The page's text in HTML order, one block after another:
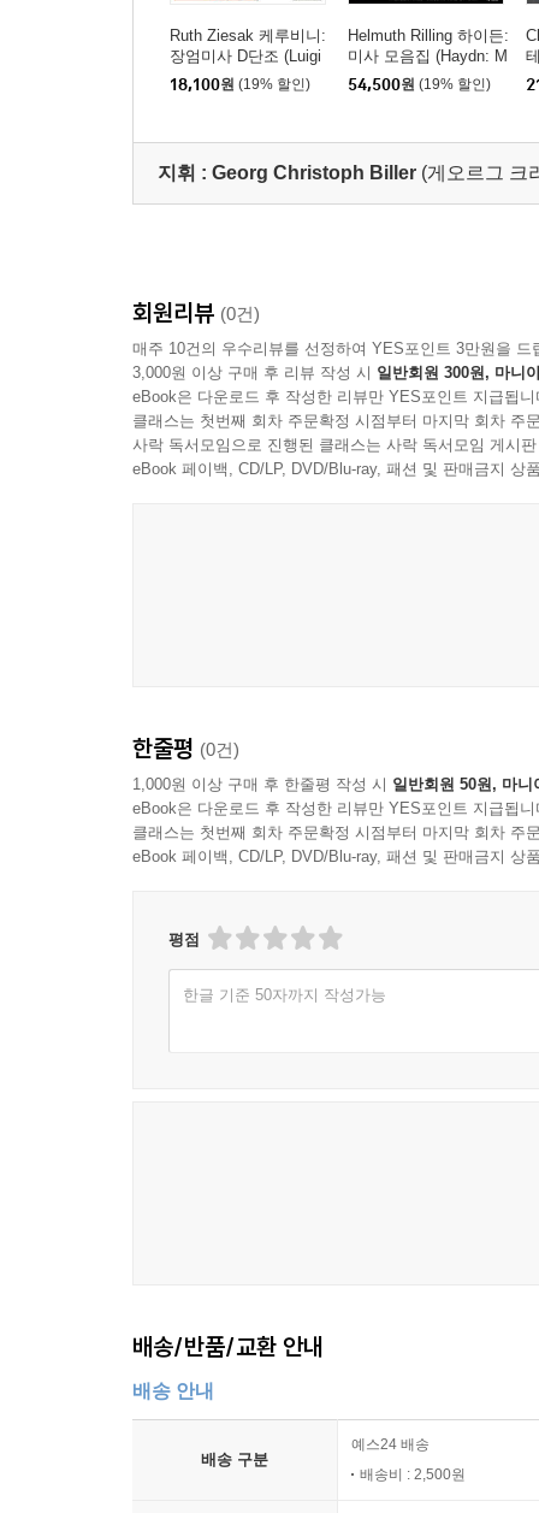
Ruth Ziesak 케루비니:
장엄미사 D단조 (Luigi
Cherubini: Messe Sole
nnelle No.2)
18,100원 (19% 할인)
Helmuth Rilling 하이든:
미사 모음집 (Haydn: M
asses) [4CD]
54,500원 (19% 할인)
지휘 : Georg Christoph Biller (게오르그 크
회원리뷰 (0건)
매주 10건의 우수리뷰를 선정하여 YES포인트 3만원을 드
3,000원 이상 구매 후 리뷰 작성 시 일반회원 300원, 마니
eBook은 다운로드 후 작성한 리뷰만 YES포인트 지급됩니
클래스는 첫번째 회차 주문확정 시점부터 마지막 회차 주
사락 독서모임으로 진행된 클래스는 사락 독서모임 게시
eBook 페이백, CD/LP, DVD/Blu-ray, 패션 및 판매금지 상
한줄평 (0건)
1,000원 이상 구매 후 한줄평 작성 시 일반회원 50원, 마니
eBook은 다운로드 후 작성한 리뷰만 YES포인트 지급됩니
클래스는 첫번째 회차 주문확정 시점부터 마지막 회차 주
eBook 페이백, CD/LP, DVD/Blu-ray, 패션 및 판매금지 상
평점
한글 기준 50자까지 작성가능
배송/반품/교환 안내
배송 안내
배송 구분
예스24 배송
배송비 : 2,500원